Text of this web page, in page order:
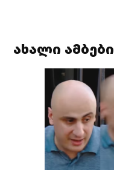
ახალი ამბები